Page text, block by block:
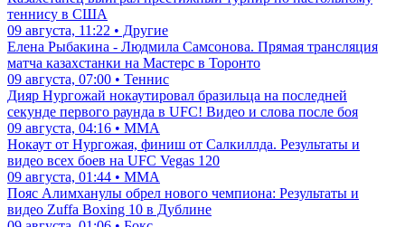
теннису в США
09 августа, 11:22 • Другие
Елена Рыбакина - Людмила Самсонова. Прямая трансляция
матча казахстанки на Мастерс в Торонто
09 августа, 07:00 • Теннис
Дияр Нургожай нокаутировал бразильца на последней
секунде первого раунда в UFC! Видео и слова после боя
09 августа, 04:16 • ММА
Нокаут от Нургожая, финиш от Салкиллда. Результаты и
видео всех боев на UFC Vegas 120
09 августа, 01:44 • ММА
Пояс Алимханулы обрел нового чемпиона: Результаты и
видео Zuffa Boxing 10 в Дублине